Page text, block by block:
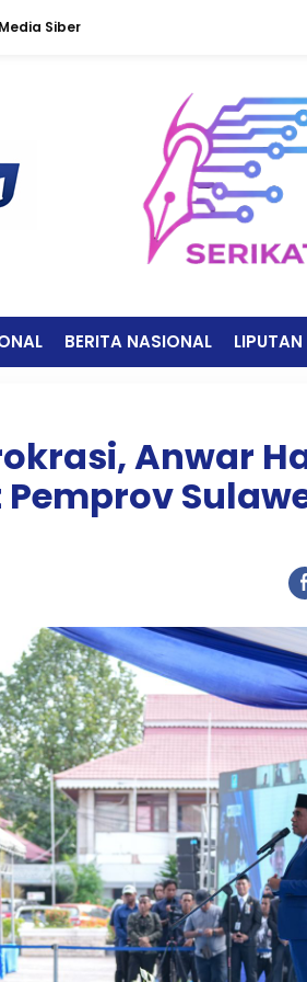
Siber
BERITA NASIONAL
Anwar